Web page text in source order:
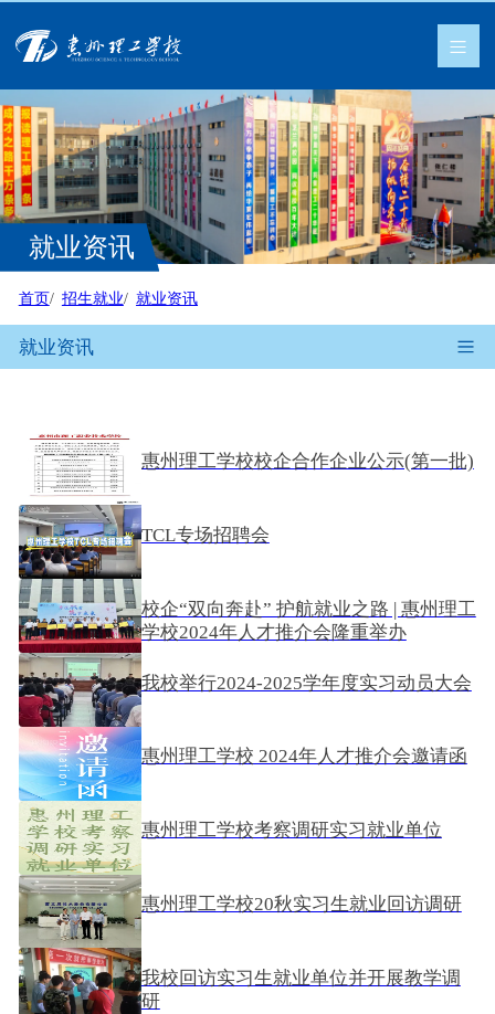
就业资讯
首页 招生就业 就业资讯
就业资讯
惠州理工学校校企合作企业公示(第一批)
2025-11-26
TCL专场招聘会
2025-06-27
校企“双向奔赴” 护航就业之路 | 惠州理工
学校2024年人才推介会隆重举办
2024-06-15
我校举行2024-2025学年度实习动员大会
2024-06-08
惠州理工学校 2024年人才推介会邀请函
2024-05-31
惠州理工学校考察调研实习就业单位
2024-05-25
惠州理工学校20秋实习生就业回访调研
2023-11-20
我校回访实习生就业单位并开展教学调
研